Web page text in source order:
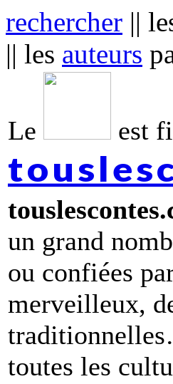
rechercher ||
|| les auteurs
Le est
un grand
ou confiées
merveilleux,
toutes les